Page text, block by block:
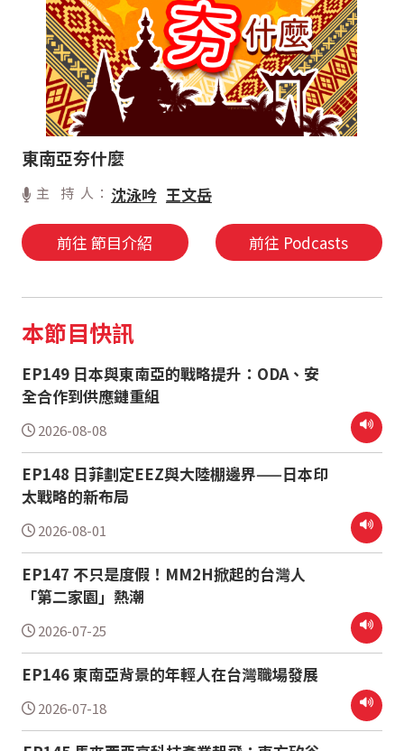
東南亞夯什麼
主 持 人： 沈泳吟 王文岳
前往 節目介紹 前往 Podcasts
本節目快訊
EP149 日本與東南亞的戰略提升：ODA、安
全合作到供應鏈重組
2026-08-08
EP148 日菲劃定EEZ與大陸棚邊界——日本印
太戰略的新布局
2026-08-01
EP147 不只是度假！MM2H掀起的台灣人
「第二家園」熱潮
2026-07-25
EP146 東南亞背景的年輕人在台灣職場發展
2026-07-18